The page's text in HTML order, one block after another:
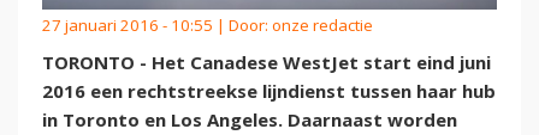
27 januari 2016 - 10:55 | Door: onze redactie
TORONTO - Het Canadese WestJet start eind juni
2016 een rechtstreekse lijndienst tussen haar hub
in Toronto en Los Angeles. Daarnaast worden